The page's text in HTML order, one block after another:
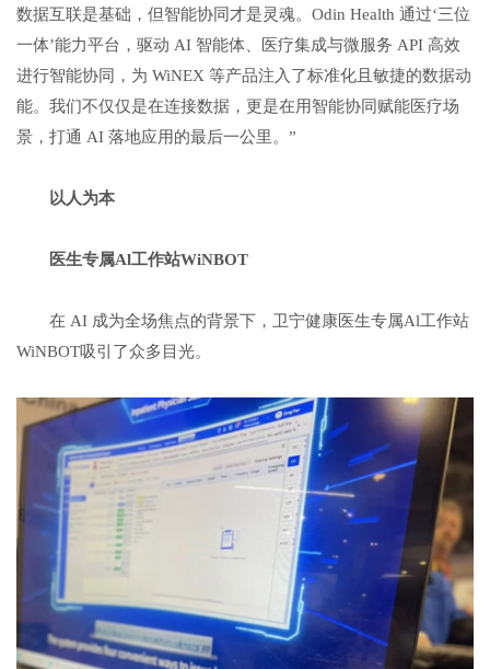
数据互联是基础，但智能协同才是灵魂。Odin Health 通过‘三位
一体’能力平台，驱动 AI 智能体、医疗集成与微服务 API 高效
进行智能协同，为 WiNEX 等产品注入了标准化且敏捷的数据动
能。我们不仅仅是在连接数据，更是在用智能协同赋能医疗场
景，打通 AI 落地应用的最后一公里。”
以人为本
医生专属Al工作站WiNBOT
在 AI 成为全场焦点的背景下，卫宁健康医生专属Al工作站
WiNBOT吸引了众多目光。